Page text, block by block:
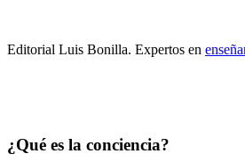
Editorial Luis Bonilla. Expertos en
¿Qué es la conciencia?